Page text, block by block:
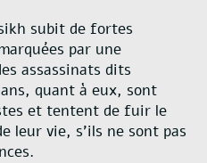
subit de fortes
par une
assassinats dits
quant à eux, sont
et tentent de fuir le
leur vie, s’ils ne sont pas